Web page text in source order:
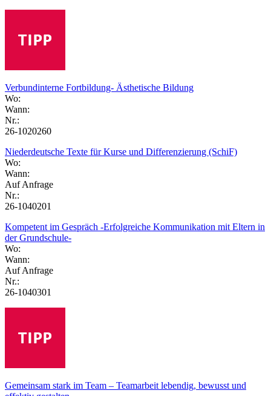
Verbundinterne Fortbildung- Ästhetische Bildung
Wo:
Wann:
Nr.:
26-1020260
Niederdeutsche Texte für Kurse und Differenzierung (SchiF)
Wo:
Wann:
Auf Anfrage
Nr.:
26-1040201
Kompetent im Gespräch -Erfolgreiche Kommunikation mit Eltern in
der Grundschule-
Wo:
Wann:
Auf Anfrage
Nr.:
26-1040301
Gemeinsam stark im Team – Teamarbeit lebendig, bewusst und